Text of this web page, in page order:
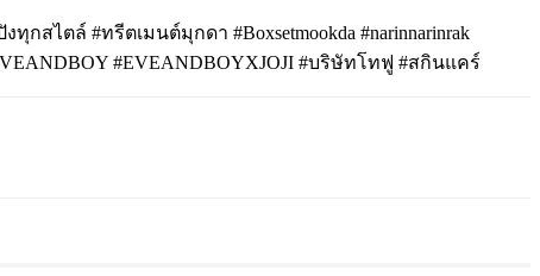
กสไตล์ #ทรีตเมนต์มุกดา #Boxsetmookda #narinnarinrak
#EVEANDBOYXJOJI #บริษัทโทฟู #สกินแคร์